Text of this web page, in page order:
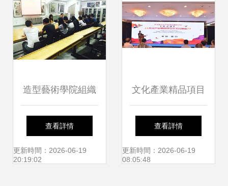
造型藝術學院組織
開展畢業生黨員組
織關系轉移專題教
查看詳情
更新時間：2026-06-19
20:19:02
文化產業精品項目
交流對接會在廈門
成功舉辦 文化藝術
查看詳情
更新時間：2026-06-19
08:05:48